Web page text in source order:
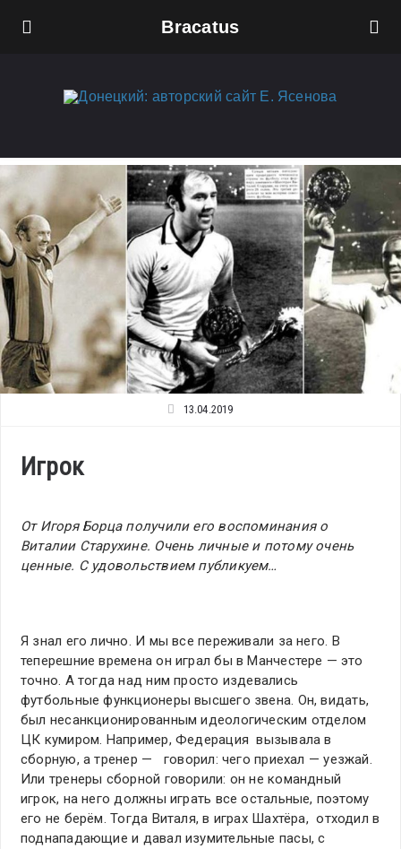
Bracatus
13.04.2019
Игрок
От Игоря Борца получили его воспоминания о
Виталии Старухине. Очень личные и потому очень
ценные. С удовольствием публикуем…
Я знал его лично. И мы все переживали за него. В
теперешние времена он играл бы в Манчестере — это
точно. А тогда над ним просто издевались
футбольные функционеры высшего звена. Он, видать,
был несанкционированным идеологическим отделом
ЦК кумиром. Например, Федерация вызывала в
сборную, а тренер — говорил: чего приехал — уезжай.
Или тренеры сборной говорили: он не командный
игрок, на него должны играть все остальные, поэтому
его не берём. Тогда Виталя, в играх Шахтёра, отходил в
поднападающие и давал изумительные пасы, с